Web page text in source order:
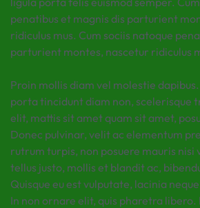
penatibus et magnis dis parturient
ridiculus mus. Cum sociis natoque
parturient montes, nascetur ridiculus
Proin mollis diam vel molestie
porta tincidunt diam non, scelerisque
elit, mattis sit amet quam sit amet,
Donec pulvinar, velit ac elementum
rutrum turpis, non posuere mauris nisi
tellus justo, mollis et blandit ac,
Quisque eu est vulputate, lacinia
In non ornare elit, quis pharetra